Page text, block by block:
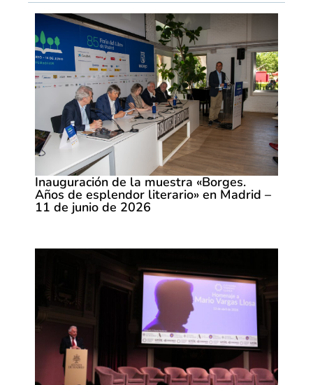
Inauguración de la muestra «Borges.
Años de esplendor literario» en Madrid –
11 de junio de 2026